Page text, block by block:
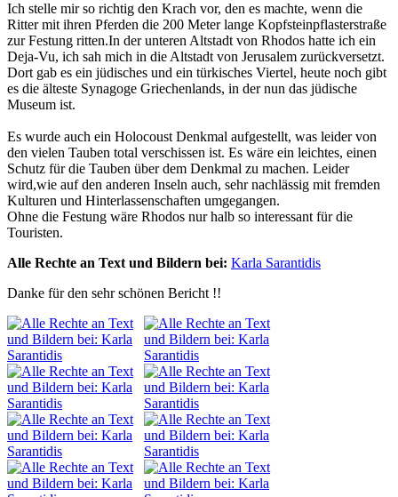
Ich stelle mir so richtig den Krach vor, den es machte, wenn die
Ritter mit ihren Pferden die 200 Meter lange Kopfsteinpflasterstraße
zur Festung ritten.In der unteren Altstadt von Rhodos hatte ich ein
Deja-Vu, ich sah mich in die Altstadt von Jerusalem zurückversetzt.
Dort gab es ein jüdisches und ein türkisches Viertel, heute noch gibt
es die älteste Synagoge Griechenlands, in der nun das jüdische
Museum ist.
Es wurde auch ein Holocoust Denkmal aufgestellt, was leider von
den vielen Tauben total verschissen ist. Es wäre ein leichtes, einen
Schutz für die Tauben über dem Denkmal zu machen. Leider
wird,wie auf den anderen Inseln auch, sehr nachlässig mit fremden
Kulturen und Hinterlassenschaften umgegangen.
Ohne die Festung wäre Rhodos nur halb so interessant für die
Touristen.
Alle Rechte an Text und Bildern bei: Karla Sarantidis
Danke für den sehr schönen Bericht !!